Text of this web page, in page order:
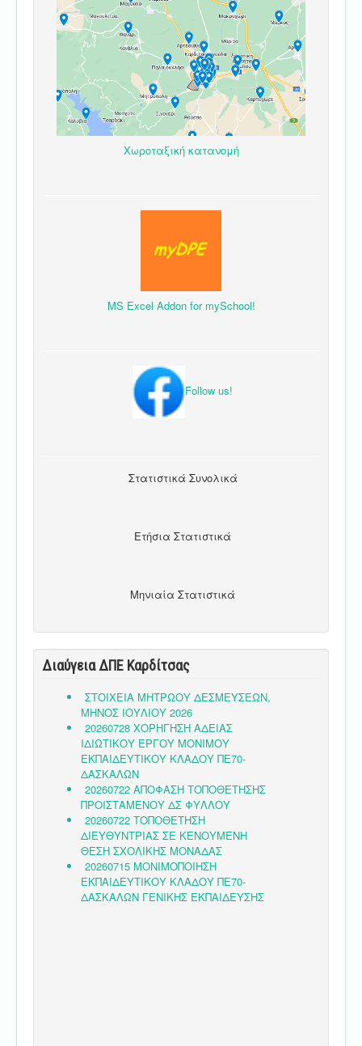
Χωροταξική κατανομή
MS Excel Addon for mySchool!
Follow us!
Στατιστικά Συνολικά
Ετήσια Στατιστικά
Μηνιαία Στατιστικά
Διαύγεια ΔΠΕ Καρδίτσας